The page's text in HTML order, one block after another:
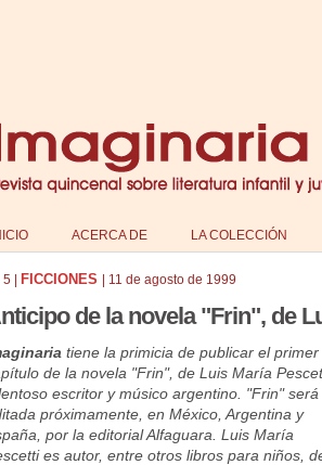
ACERCA DE LA COLECCIÓN
5| FICCIONES 11 de agosto de 1999
de la novela "Frin", de
tiene la primicia de publicar el primer
de la novela "Frin", de Luis María
escritor y músico argentino. "Frin" será
próximamente, en México, Argentina y
por la editorial Alfaguara. Luis María
es autor, entre otros libros para niños,